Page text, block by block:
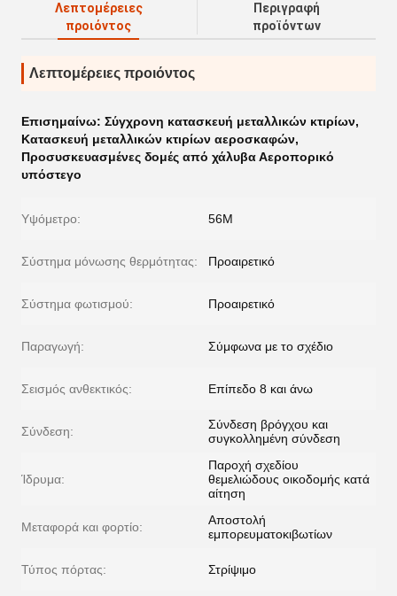
Λεπτομέρειες
προιόντος
Περιγραφή
προϊόντων
Λεπτομέρειες προιόντος
Επισημαίνω: Σύγχρονη κατασκευή μεταλλικών κτιρίων,
Κατασκευή μεταλλικών κτιρίων αεροσκαφών,
Προσυσκευασμένες δομές από χάλυβα Αεροπορικό
υπόστεγο
Υψόμετρο: 56M
Σύστημα μόνωσης θερμότητας: Προαιρετικό
Σύστημα φωτισμού: Προαιρετικό
Παραγωγή: Σύμφωνα με το σχέδιο
Σεισμός ανθεκτικός: Επίπεδο 8 και άνω
Σύνδεση:
Σύνδεση βρόγχου και
συγκολλημένη σύνδεση
Ίδρυμα:
Παροχή σχεδίου
θεμελιώδους οικοδομής κατά
αίτηση
Μεταφορά και φορτίο:
Αποστολή
εμπορευματοκιβωτίων
Τύπος πόρτας: Στρίψιμο